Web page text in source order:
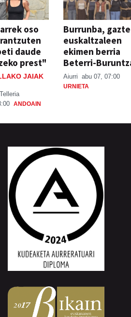
oso
daude
prest"
JAIAK
ANDOAIN
Burrunba, gazte
euskaltzaleen
ekimen berria
Beterri-
Aiurri abu 07, 07:00
URNIETA